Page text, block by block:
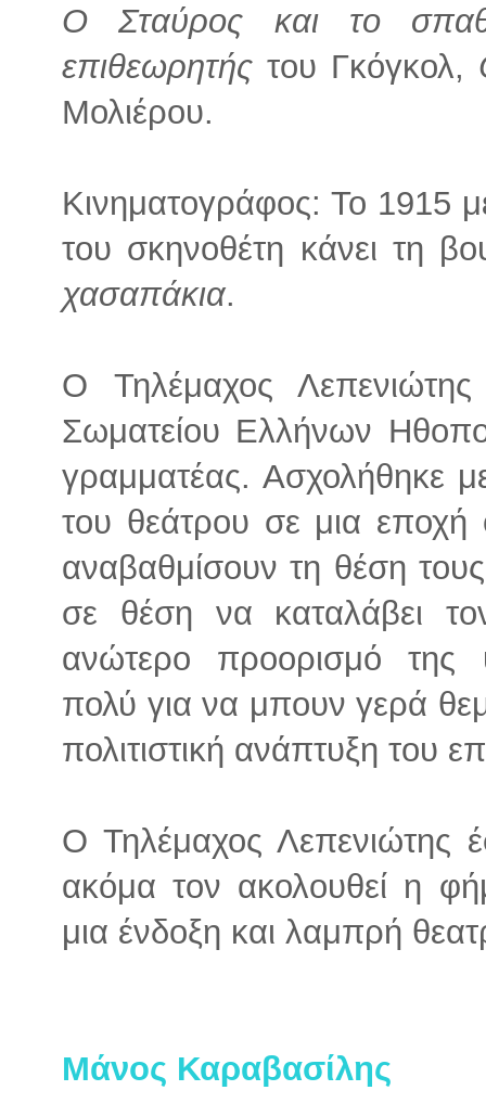
Ο Σταύρος και το
επιθεωρητής του Γκόγκολ,
Μολιέρου.
Κινηματογράφος: Το 1915
του σκηνοθέτη κάνει τη
χασαπάκια.
Ο Τηλέμαχος
Σωματείου Ελλήνων
γραμματέας. Ασχολήθηκε
του θεάτρου σε μια εποχή
αναβαθμίσουν τη θέση
σε θέση να καταλάβει
ανώτερο προορισμό της
πολύ για να μπουν γερά
πολιτιστική ανάπτυξη του
Ο Τηλέμαχος Λεπενιώτης
ακόμα τον ακολουθεί η
μια ένδοξη και λαμπρή
Μάνος Καραβασίλης